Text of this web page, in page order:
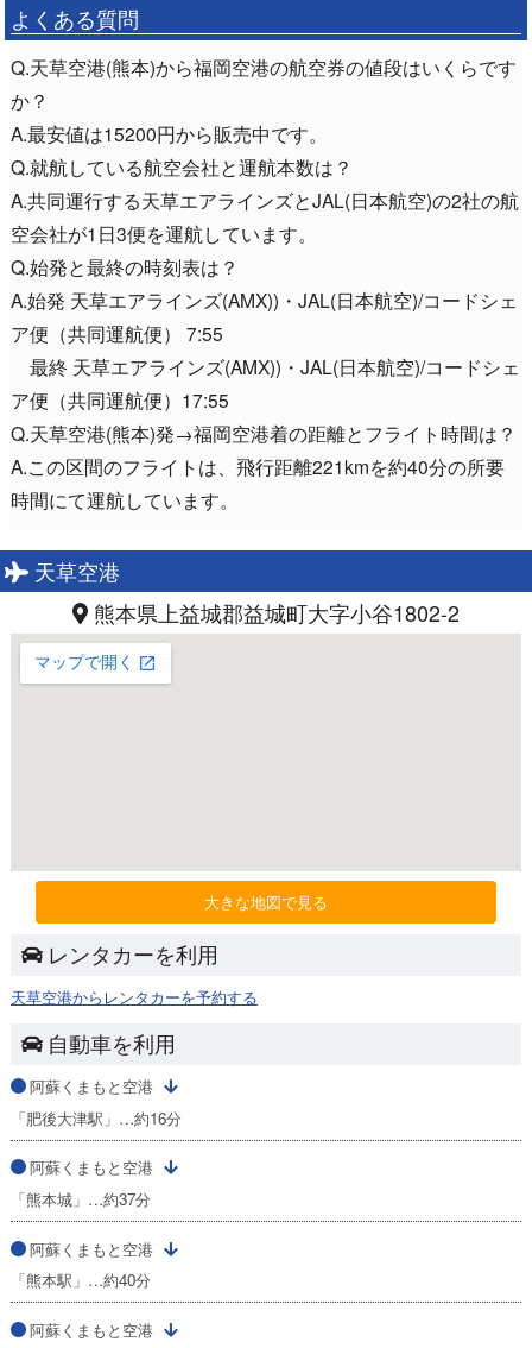
よくある質問
Q.天草空港(熊本)から福岡空港の航空券の値段はいくらです
か？
A.最安値は15200円から販売中です。
Q.就航している航空会社と運航本数は？
A.共同運行する天草エアラインズとJAL(日本航空)の2社の航
空会社が1日3便を運航しています。
Q.始発と最終の時刻表は？
A.始発 天草エアラインズ(AMX))・JAL(日本航空)/コードシェ
ア便（共同運航便） 7:55
最終 天草エアラインズ(AMX))・JAL(日本航空)/コードシェ
ア便（共同運航便）17:55
Q.天草空港(熊本)発→福岡空港着の距離とフライト時間は？
A.この区間のフライトは、飛行距離221kmを約40分の所要
時間にて運航しています。
天草空港
熊本県上益城郡益城町大字小谷1802-2
大きな地図で見る
レンタカーを利用
天草空港からレンタカーを予約する
自動車を利用
阿蘇くまもと空港
「肥後大津駅」…約16分
阿蘇くまもと空港
「熊本城」…約37分
阿蘇くまもと空港
「熊本駅」…約40分
阿蘇くまもと空港